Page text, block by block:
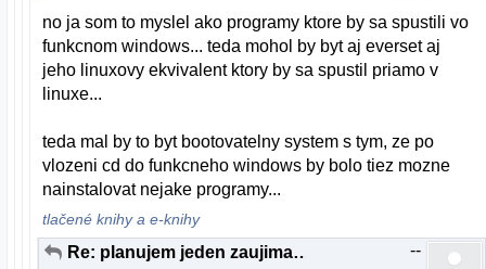
no ja som to myslel ako programy ktore by sa spustili vo
funkcnom windows... teda mohol by byt aj everset aj
jeho linuxovy ekvivalent ktory by sa spustil priamo v
linuxe...
teda mal by to byt bootovatelny system s tym, ze po
vlozeni cd do funkcneho windows by bolo tiez mozne
nainstalovat nejake programy...
tlačené knihy a e-knihy
Re: planujem jeden zaujimavy projekt... --